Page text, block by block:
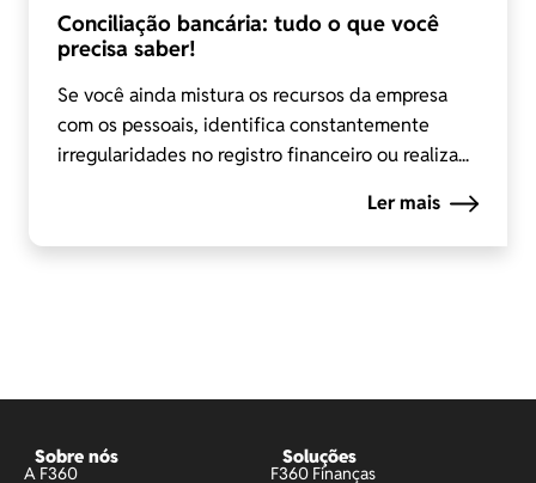
Conciliação bancária: tudo o que você
precisa saber!
Se você ainda mistura os recursos da empresa
com os pessoais, identifica constantemente
irregularidades no registro financeiro ou realiza...
Ler mais
Sobre nós
A F360
Soluções
F360 Finanças